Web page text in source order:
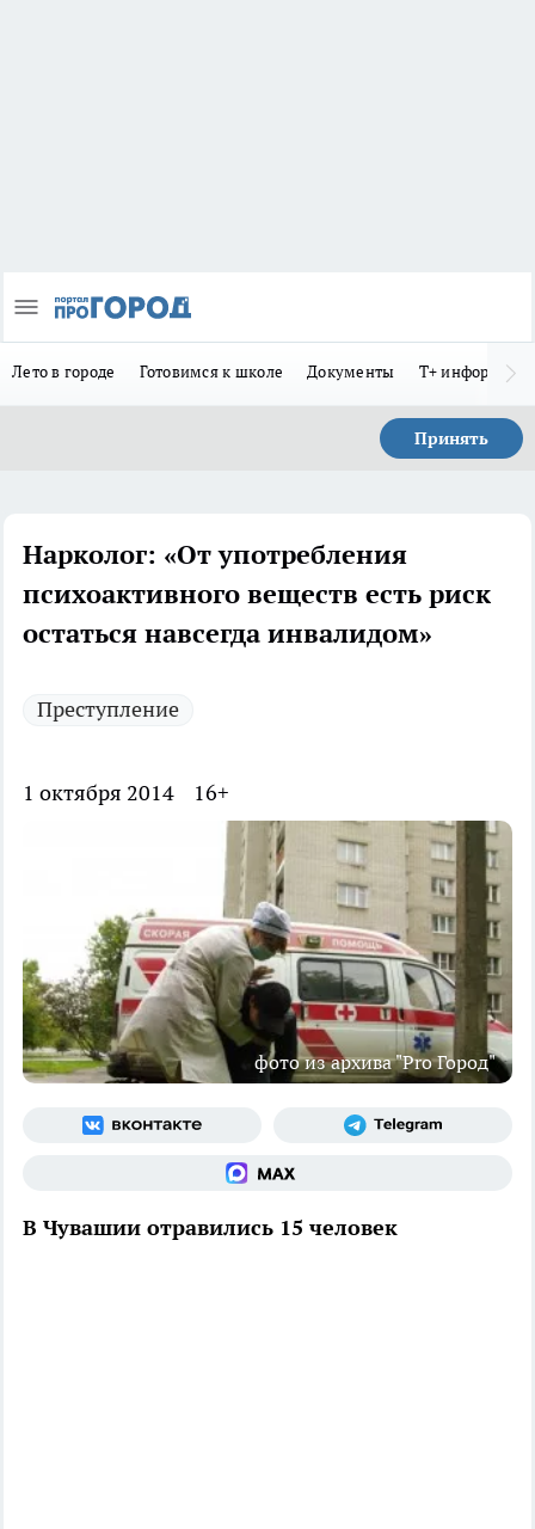
Лето в городе Готовимся к школе Документы Т+
Принять
Нарколог: «От употребления
психоактивного веществ есть риск
остаться навсегда инвалидом»
Преступление
1 октября 2014 16+
фото из архива "Pro Город"
В Чувашии отравились 15 человек